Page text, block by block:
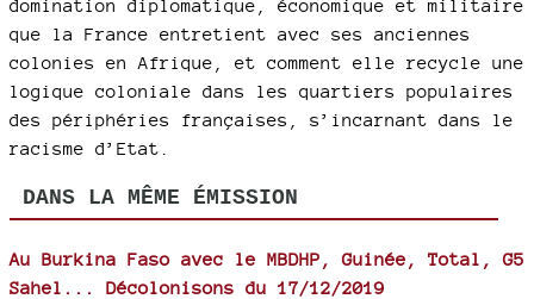
domination diplomatique, économique et militaire
que la France entretient avec ses anciennes
colonies en Afrique, et comment elle recycle une
logique coloniale dans les quartiers populaires
des périphéries françaises, s’incarnant dans le
racisme d’Etat.
DANS LA MÊME ÉMISSION
Au Burkina Faso avec le MBDHP, Guinée, Total, G5
Sahel... Décolonisons du 17/12/2019